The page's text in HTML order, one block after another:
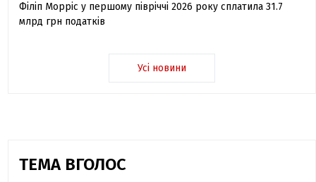
Філіп Морріс у першому півріччі 2026 року сплатила 31.7
млрд грн податків
Усі новини
ТЕМА ВГОЛОС